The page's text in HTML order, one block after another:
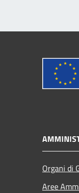
Organi di
Aree